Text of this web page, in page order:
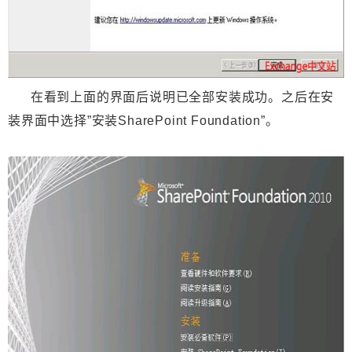
在看到上面的界面后说明已全部安装成功。之后在安
装界面中选择”安装SharePoint Foundation”。